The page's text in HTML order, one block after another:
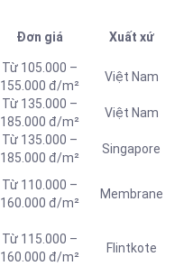
Đơn giá Xuất xứ
Từ 105.000 –
155.000 đ/m²
Việt Nam
Từ 135.000 –
185.000 đ/m²
Việt Nam
Từ 135.000 –
185.000 đ/m²
Singapore
Từ 110.000 –
160.000 đ/m²
Membrane
Từ 115.000 –
160.000 đ/m²
Flintkote